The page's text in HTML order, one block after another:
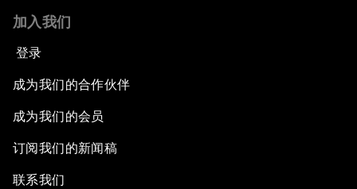
加入我们
登录
成为我们的合作伙伴
成为我们的会员
订阅我们的新闻稿
联系我们